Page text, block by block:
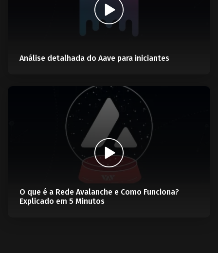
Análise detalhada do Aave para iniciantes
O que é a Rede Avalanche e Como Funciona?
Explicado em 5 Minutos